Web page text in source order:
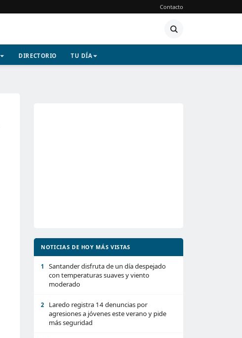
Contacto
DIRECTORIO TU DÍA
NOTICIAS DE HOY MÁS VISTAS
1
Santander disfruta de un día despejado
con temperaturas suaves y viento
moderado
2
Laredo registra 14 denuncias por
agresiones a jóvenes este verano y pide
más seguridad